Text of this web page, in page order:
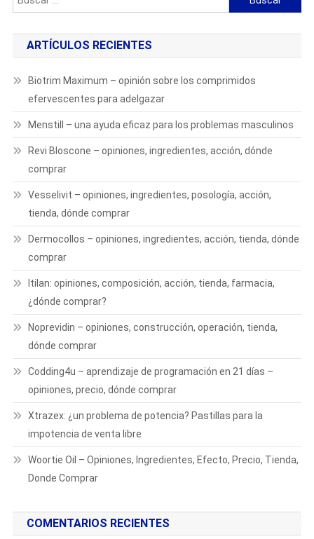
ARTÍCULOS RECIENTES
Biotrim Maximum – opinión sobre los comprimidos
efervescentes para adelgazar
Menstill – una ayuda eficaz para los problemas masculinos
Revi Bloscone – opiniones, ingredientes, acción, dónde
comprar
Vesselivit – opiniones, ingredientes, posología, acción,
tienda, dónde comprar
Dermocollos – opiniones, ingredientes, acción, tienda, dónde
comprar
ltilan: opiniones, composición, acción, tienda, farmacia,
¿dónde comprar?
Noprevidin – opiniones, construcción, operación, tienda,
dónde comprar
Codding4u – aprendizaje de programación en 21 días –
opiniones, precio, dónde comprar
Xtrazex: ¿un problema de potencia? Pastillas para la
impotencia de venta libre
Woortie Oil – Opiniones, Ingredientes, Efecto, Precio, Tienda,
Donde Comprar
COMENTARIOS RECIENTES